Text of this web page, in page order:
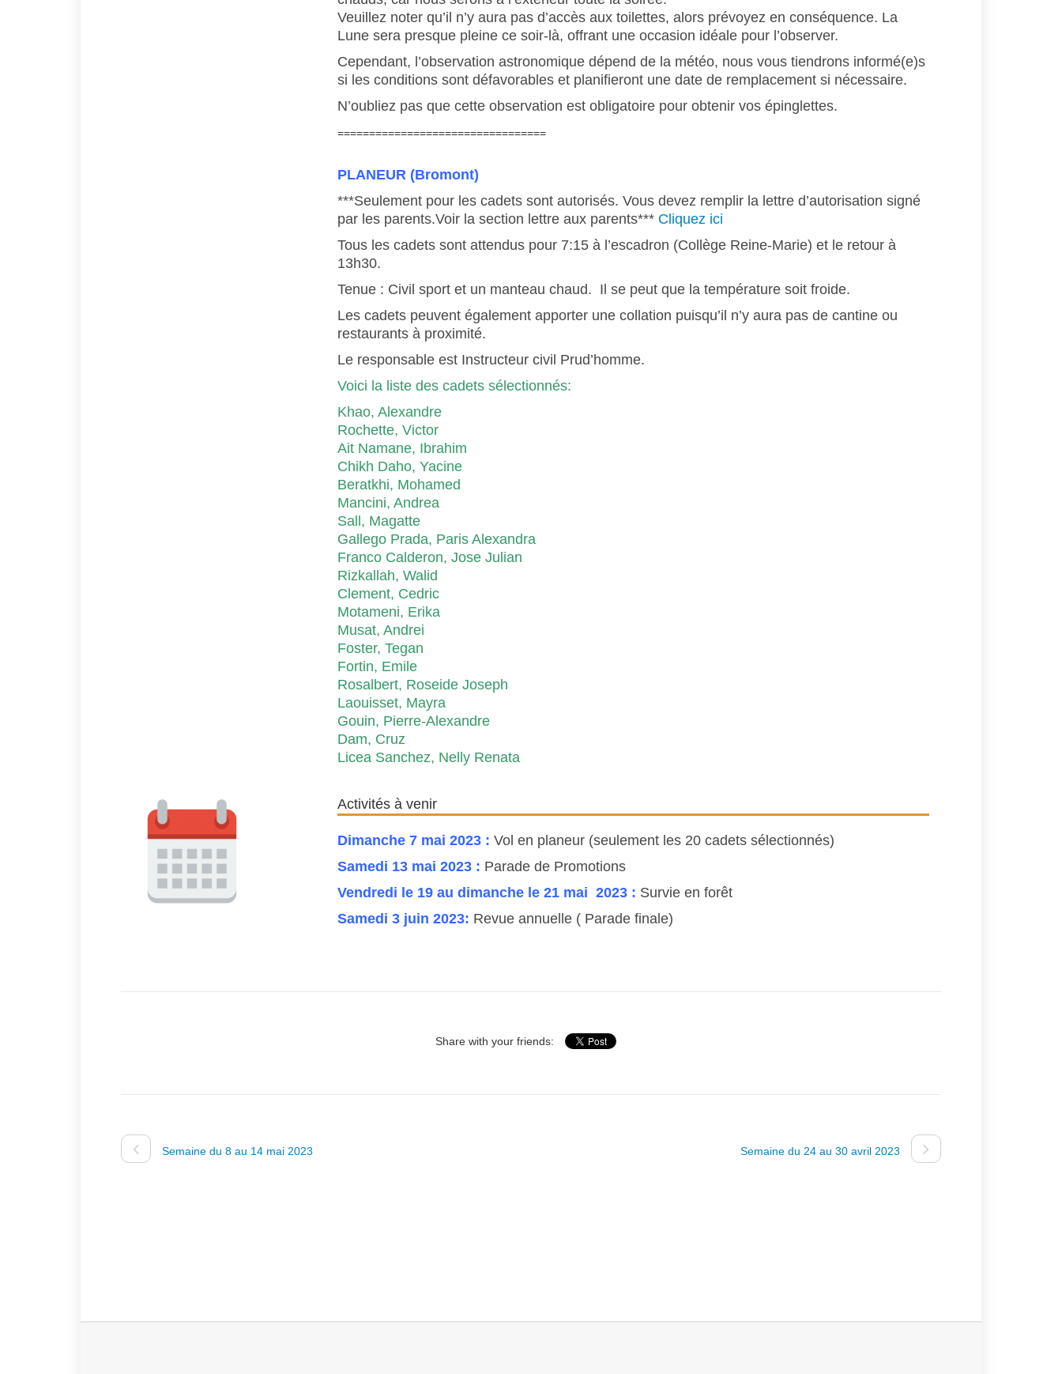
Veuillez noter qu’il n’y aura pas d’accès aux toilettes, alors prévoyez en conséquence. La
Lune sera presque pleine ce soir-là, offrant une occasion idéale pour l’observer.
Cependant, l’observation astronomique dépend de la météo, nous vous tiendrons informé(e)s
si les conditions sont défavorables et planifieront une date de remplacement si nécessaire.
N’oubliez pas que cette observation est obligatoire pour obtenir vos épinglettes.
=================================
PLANEUR (Bromont)
***Seulement pour les cadets sont autorisés. Vous devez remplir la lettre d’autorisation signé
par les parents.Voir la section lettre aux parents*** Cliquez ici
Tous les cadets sont attendus pour 7:15 à l’escadron (Collège Reine-Marie) et le retour à
13h30.
Tenue : Civil sport et un manteau chaud. Il se peut que la température soit froide.
Les cadets peuvent également apporter une collation puisqu’il n’y aura pas de cantine ou
restaurants à proximité.
Le responsable est Instructeur civil Prud’homme.
Voici la liste des cadets sélectionnés:
Khao, Alexandre
Rochette, Victor
Ait Namane, Ibrahim
Chikh Daho, Yacine
Beratkhi, Mohamed
Mancini, Andrea
Sall, Magatte
Gallego Prada, Paris Alexandra
Franco Calderon, Jose Julian
Rizkallah, Walid
Clement, Cedric
Motameni, Erika
Musat, Andrei
Foster, Tegan
Fortin, Emile
Rosalbert, Roseide Joseph
Laouisset, Mayra
Gouin, Pierre-Alexandre
Dam, Cruz
Licea Sanchez, Nelly Renata
Activités à venir
Dimanche 7 mai 2023 : Vol en planeur (seulement les 20 cadets sélectionnés)
Samedi 13 mai 2023 : Parade de Promotions
Vendredi le 19 au dimanche le 21 mai 2023 : Survie en forêt
Samedi 3 juin 2023: Revue annuelle ( Parade finale)
Share with your friends:
Semaine du 8 au 14 mai 2023 Semaine du 24 au 30 avril 2023